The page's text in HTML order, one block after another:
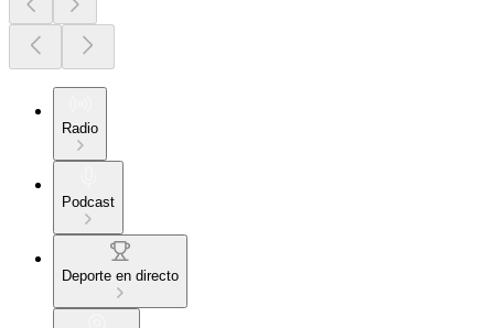
Radio
Podcast
Deporte en directo